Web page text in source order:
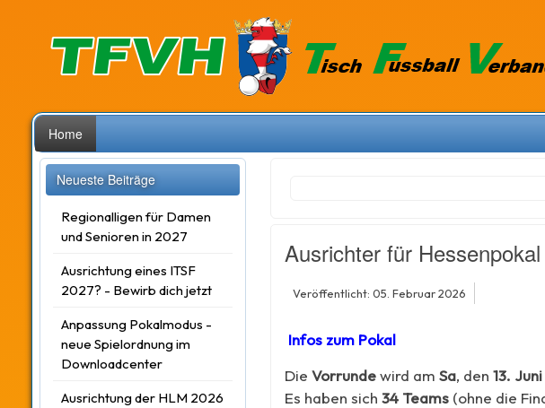
Home
Neueste Beiträge
Regionalligen für Damen
und Senioren in 2027
Ausrichtung eines ITSF
2027? - Bewirb dich jetzt
Anpassung Pokalmodus -
neue Spielordnung im
Downloadcenter
Ausrichtung der HLM 2026
Ausrichter für
Veröffentlicht: 05. Februar 2026
Infos zum Pokal
Die Vorrundewird am Sa, den 13. Juni
Es haben sich 34 Teams(ohne die